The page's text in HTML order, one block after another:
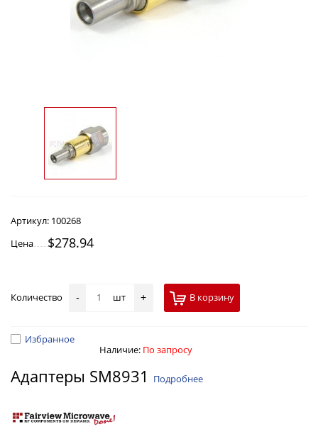
Артикул: 100268
Цена
$278.94
Количество - шт + В корзину
Избранное
Наличие: По запросу
Адаптеры SM8931 Подробнее